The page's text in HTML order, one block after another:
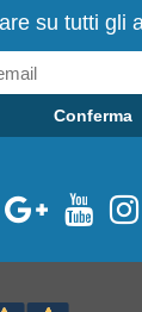
su tutti gli
Conferma